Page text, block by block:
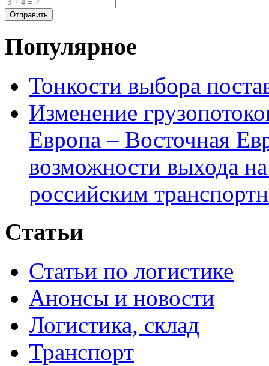
Популярное
Тонкости выбора
Изменение
Европа – Восточная
возможности выхода
российским
Статьи
Статьи по логистике
Анонсы и новости
Логистика, склад
Транспорт